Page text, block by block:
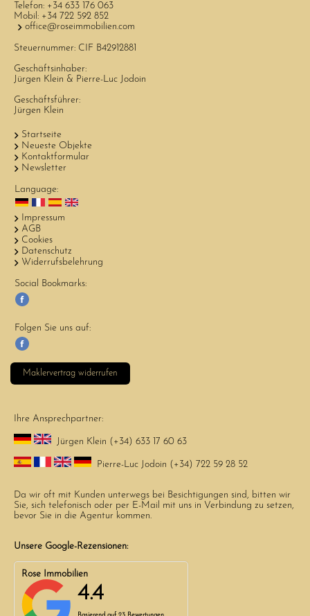
Telefon: +34 633 176 063
Mobil: +34 722 592 852
office@roseimmobilien.com
Steuernummer: CIF B42912881
Geschäftsinhaber:
Jürgen Klein & Pierre-Luc Jodoin
Geschäftsführer:
Jürgen Klein
Startseite
Neueste Objekte
Kontaktformular
Newsletter
Language:
Impressum
AGB
Cookies
Datenschutz
Widerrufsbelehrung
Social Bookmarks:
Folgen Sie uns auf:
Maklervertrag widerrufen
Ihre Ansprechpartner:
Jürgen Klein (+34) 633 17 60 63
Pierre-Luc Jodoin (+34) 722 59 28 52
Da wir oft mit Kunden unterwegs bei Besichtigungen sind, bitten wir
Sie, sich telefonisch oder per E-Mail mit uns in Verbindung zu setzen,
bevor Sie in die Agentur kommen.
Unsere Google-Rezensionen:
Rose Immobilien
4.4